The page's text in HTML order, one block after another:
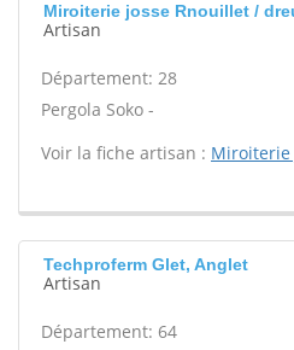
Miroiterie josse Rnouillet /
Artisan
Département: 28
Pergola Soko -
Voir la fiche artisan : Miroiterie
Techproferm Glet, Anglet
Artisan
Département: 64